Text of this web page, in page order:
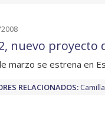
nuevo proyecto
marzo se estrena en
RELACIONADOS: